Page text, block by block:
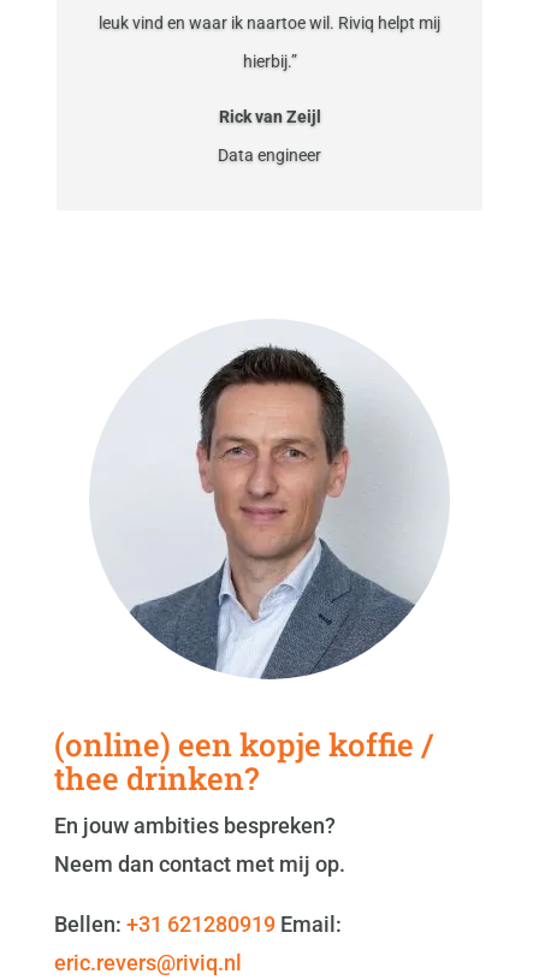
leuk vind en waar ik naartoe wil. Riviq helpt mij
hierbij.”
Rick van Zeijl
Data engineer
(online) een kopje koffie /
thee drinken?
En jouw ambities bespreken?
Neem dan contact met mij op.
Bellen: +31 621280919Email:
eric.revers@riviq.nl